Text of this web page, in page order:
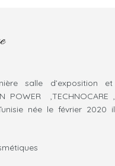
Convient également à un
salle d’exposition et
POWER ,TECHNOCARE ,
née le février 2020 il